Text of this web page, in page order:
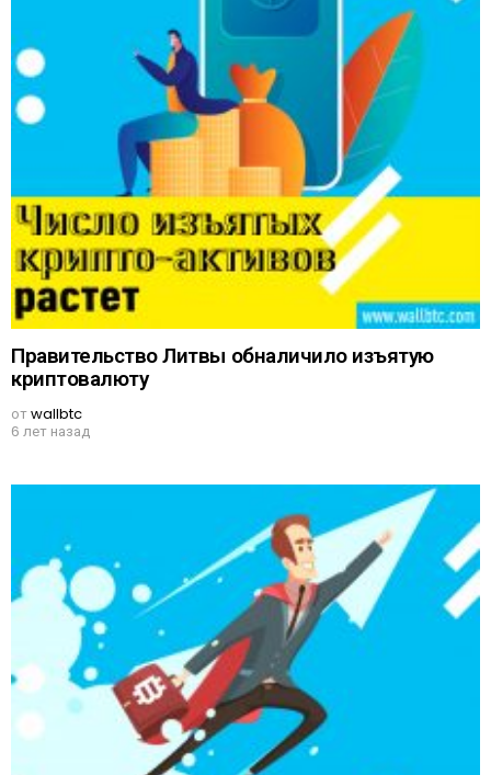
Правительство Литвы обналичило изъятую
криптовалюту
отwallbtc
6 лет назад